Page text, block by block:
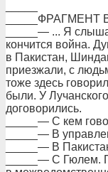
_____ФРАГМЕНТ
_____— ... Я
кончится война.
в Пакистан,
приезжали, с
тоже здесь
были. У
договорились.
_____— С кем
_____— В
_____— В
_____— С